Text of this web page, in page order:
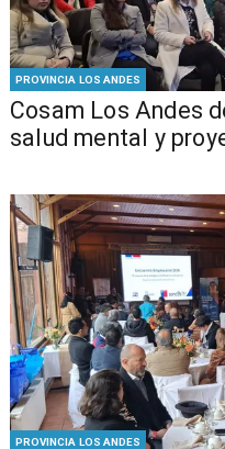
PROVINCIA LOS ANDES
Cosam Los Andes
salud mental y
PROVINCIA LOS ANDES